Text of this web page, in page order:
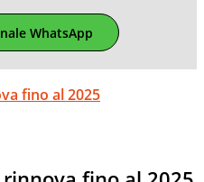
WhatsApp
fino al 2025